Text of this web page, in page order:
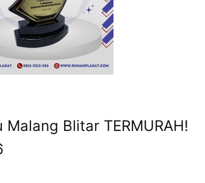
Blitar TERMURAH!